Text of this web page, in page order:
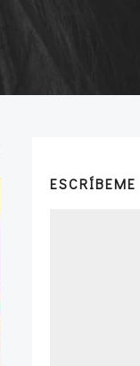
ESCRÍBEME